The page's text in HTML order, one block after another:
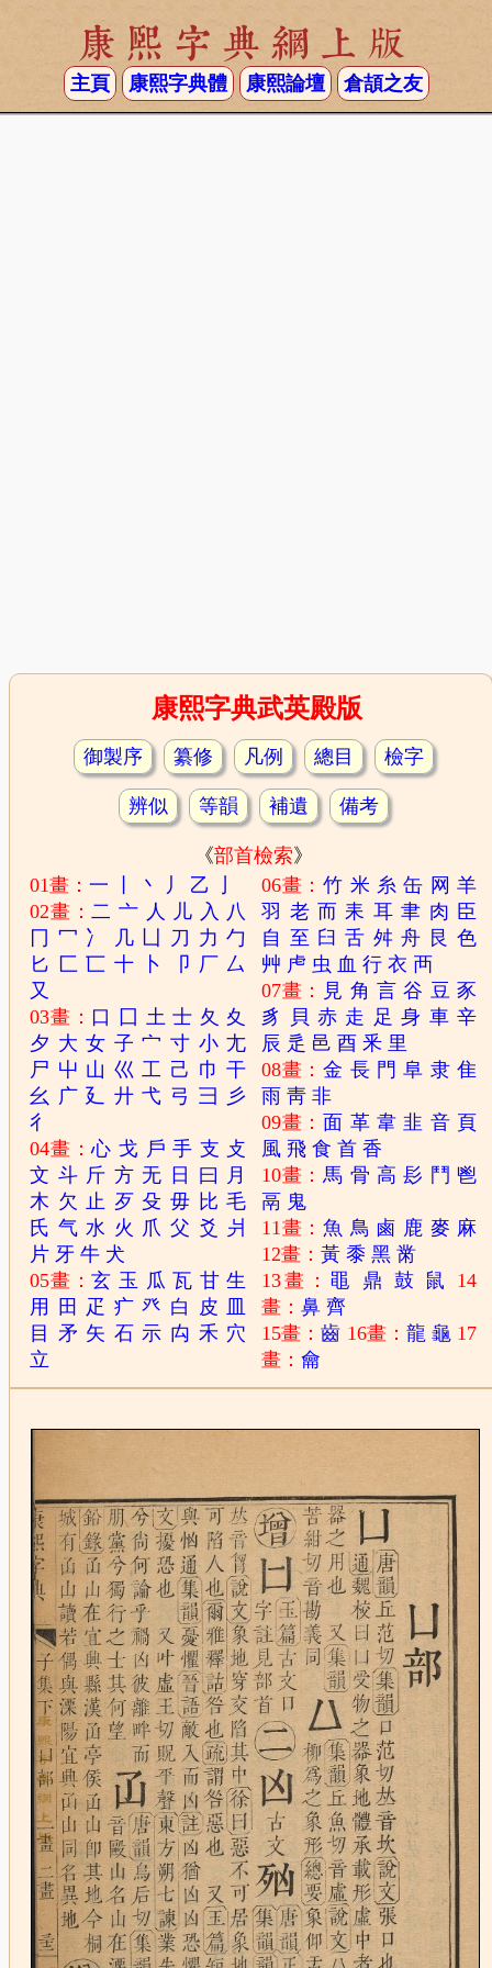
康熙字典網上版
主頁 康熙字典體 康熙論壇 倉頡之友
康熙字典武英殿版
御製序 纂修 凡例 總目 檢字
辨似 等韻 補遺 備考
《部首檢索》
01畫：一 丶 丿 乙
02畫：二 亠 人 儿 入 八
冂 冖 冫 几 凵 刀 力 勹
匕 匚 匸 十 卜 卩 厂 厶
又
03畫： 口 囗 土 士 夂 夊
夕 大 女 子 宀 寸 小 尢
尸 屮 山 巛 工 己 巾 干
幺 广 廴 廾 弋 弓 彐
彡
彳
04畫：心 戈 戶 手 支 攴
文 斗 斤 方 无 日 曰 月
木 欠 止 歹 殳 毋 比 毛
氏 气 水 火 爪 父 爻 爿
片 牙 牛 犬
05畫：玄 玉 瓜 瓦 甘 生
用
田 疋 疒 癶 白 皮
目
矛 矢 石 示 禸 禾 穴
立
06畫：竹 米 糸 缶 网 羊
羽 老 而 耒 耳 聿 肉 臣
自 至 臼 舌 舛 舟 艮 色
艸 虍 虫 血 行 衣 襾
07畫： 見 角 言 谷 豆 豕
豸
貝 赤 走 足 身 車 辛
辰 辵 邑 酉 釆 里
08畫：金 長 門 阜 隶 隹
雨 靑 非
09畫： 面 革 韋 韭 音 頁
風 飛 食 首 香
10畫：馬 骨 高 髟 鬥 鬯
鬲 鬼
11畫：魚 鳥 鹵 鹿 麥 麻
12畫：黃 黍 黑 黹
13畫： 黽 鼎 鼓 鼠
14
畫：鼻 齊
15畫：齒 16畫： 龍 龜 17
畫：龠